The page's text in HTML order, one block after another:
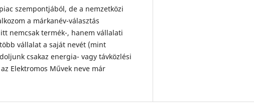
szempontjából, de a nemzetközi
a márkanév-választás
nemcsak termék-, hanem vállalati
vállalat a saját nevét (mint
csakaz energia- vagy távközlési
Elektromos Művek neve már